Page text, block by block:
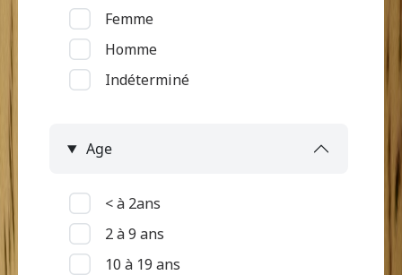
Femme
Homme
Indéterminé
Age
< à 2ans
2 à 9 ans
10 à 19 ans